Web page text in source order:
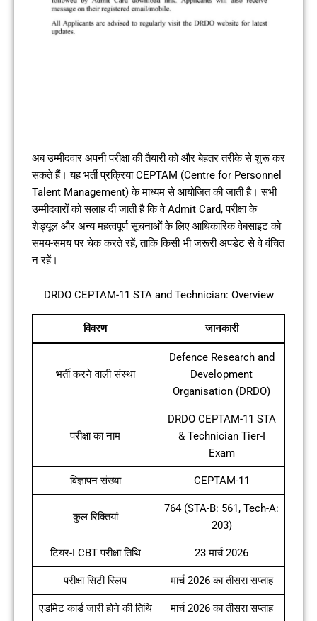
अब उम्मीदवार अपनी परीक्षा की तैयारी को और बेहतर तरीके से शुरू कर
सकते हैं। यह भर्ती प्रक्रिया CEPTAM (Centre for Personnel
Talent Management) के माध्यम से आयोजित की जाती है। सभी
उम्मीदवारों को सलाह दी जाती है कि वे Admit Card, परीक्षा के
शेड्यूल और अन्य महत्वपूर्ण सूचनाओं के लिए आधिकारिक वेबसाइट को
समय-समय पर चेक करते रहें, ताकि किसी भी जरूरी अपडेट से वे वंचित
न रहें।
DRDO CEPTAM-11 STA and Technician: Overview
विवरण जानकारी
भर्ती करने वाली संस्था
Defence Research and
Development
Organisation (DRDO)
परीक्षा का नाम
DRDO CEPTAM-11 STA
& Technician Tier-I
Exam
विज्ञापन संख्या CEPTAM-11
कुल रिक्तियां
764 (STA-B: 561, Tech-A:
203)
टियर-I CBT परीक्षा तिथि 23 मार्च 2026
परीक्षा सिटी स्लिप मार्च 2026 का तीसरा सप्ताह
एडमिट कार्ड जारी होने की तिथि मार्च 2026 का तीसरा सप्ताह